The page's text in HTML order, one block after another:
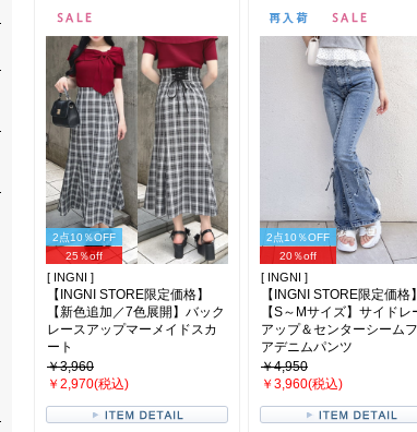
2点10％OFF
25％off
[ INGNI ]
【INGNI STORE限定価格】
【新色追加／7色展開】バック
レースアップマーメイドスカ
ート
￥3,960
￥2,970(税込)
2点10％OFF
20％off
[ INGNI ]
【INGNI STORE限定価格】
【S～Mサイズ】サイドレ
アップ＆センターシーム
アデニムパンツ
￥4,950
￥3,960(税込)